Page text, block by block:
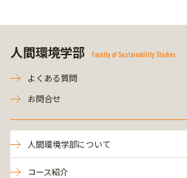
人間環境学部 Faculty of Sustainability Studies
よくある質問
お問合せ
人間環境学部について
コース紹介